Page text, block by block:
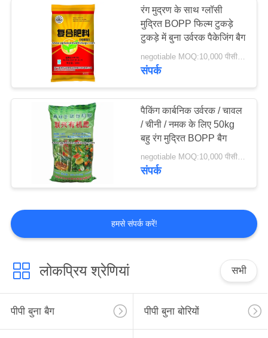
कस्टम पैकेजिंग बैग
5
रंग मुद्रण के साथ ग्लॉसी
मुद्रित BOPP फिल्म टुकड़े
टुकड़े में बुना उर्वरक पैकेजिंग बैग
negotiable MOQ:10,000 पीसीएस
संपर्क
पैकिंग कार्बनिक उर्वरक / चावल
/ चीनी / नमक के लिए 50kg
बहु रंग मुद्रित BOPP बैग
negotiable MOQ:10,000 पीसीएस
संपर्क
हमसे संपर्क करें!
लोकप्रिय श्रेणियां सभी
पीपी बुना बैग पीपी बुना बोरियों